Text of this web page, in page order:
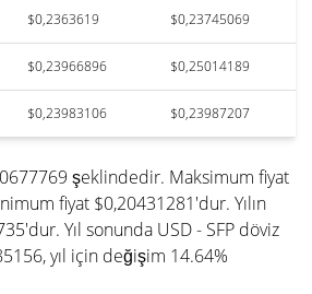
$0,2363619 $0,23745069
$0,23966896 $0,25014189
$0,23983106 $0,23987207
şeklindedir. Maksimum fiyat
fiyat $0,20431281'dur. Yılın
Yıl sonunda USD - SFP döviz
yıl için değişim 14.64%